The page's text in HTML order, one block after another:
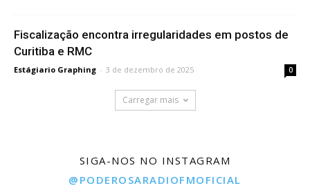
Fiscalização encontra irregularidades em postos de
Curitiba e RMC
Estágiario Graphing - 3 de dezembro de 2025 0
Carregar mais
SIGA-NOS NO INSTAGRAM
@PODEROSARADIOFMOFICIAL